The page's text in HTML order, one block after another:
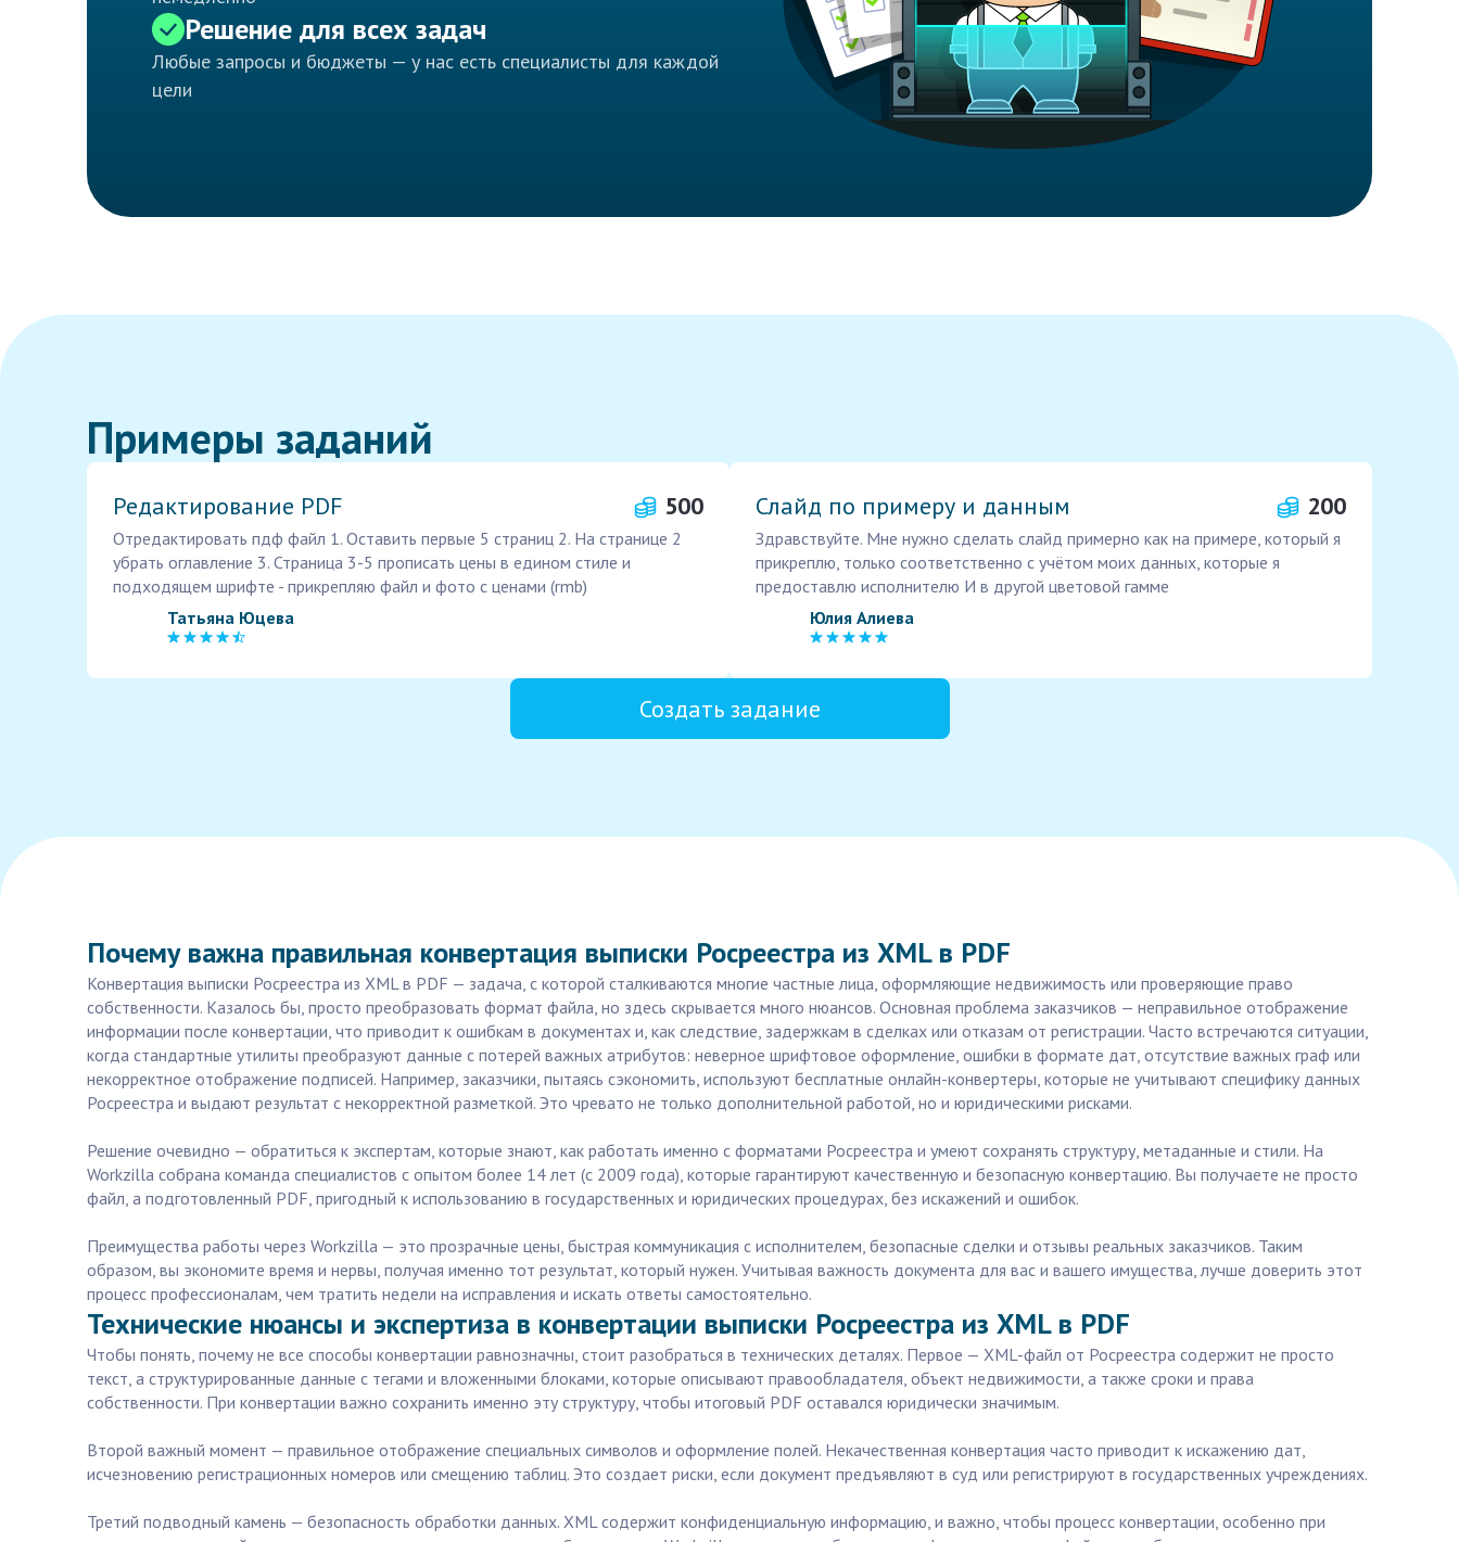
Решение для всех задач
Любые запросы и бюджеты — у нас есть специалисты для каждой
цели
Примеры заданий
Редактирование PDF 500
Отредактировать пдф файл 1. Оставить первые 5 страниц 2. На странице 2
убрать оглавление 3. Страница 3-5 прописать цены в едином стиле и
подходящем шрифте - прикрепляю файл и фото с ценами (rmb)
Татьяна Юцева
Слайд по примеру и данным 200
Здравствуйте. Мне нужно сделать слайд примерно как на примере, который я
прикреплю, только соответственно с учётом моих данных, которые я
предоставлю исполнителю И в другой цветовой гамме
Юлия Алиева
Создать задание
Почему важна правильная конвертация выписки Росреестра из XML в PDF
Конвертация выписки Росреестра из XML в PDF — задача, с которой сталкиваются многие частные лица, оформляющие недвижимость или проверяющие право
собственности. Казалось бы, просто преобразовать формат файла, но здесь скрывается много нюансов. Основная проблема заказчиков — неправильное отображение
информации после конвертации, что приводит к ошибкам в документах и, как следствие, задержкам в сделках или отказам от регистрации. Часто встречаются ситуации,
когда стандартные утилиты преобразуют данные с потерей важных атрибутов: неверное шрифтовое оформление, ошибки в формате дат, отсутствие важных граф или
некорректное отображение подписей. Например, заказчики, пытаясь сэкономить, используют бесплатные онлайн-конвертеры, которые не учитывают специфику данных
Росреестра и выдают результат с некорректной разметкой. Это чревато не только дополнительной работой, но и юридическими рисками.
Решение очевидно — обратиться к экспертам, которые знают, как работать именно с форматами Росреестра и умеют сохранять структуру, метаданные и стили. На
Workzilla собрана команда специалистов с опытом более 14 лет (с 2009 года), которые гарантируют качественную и безопасную конвертацию. Вы получаете не просто
файл, а подготовленный PDF, пригодный к использованию в государственных и юридических процедурах, без искажений и ошибок.
Преимущества работы через Workzilla — это прозрачные цены, быстрая коммуникация с исполнителем, безопасные сделки и отзывы реальных заказчиков. Таким
образом, вы экономите время и нервы, получая именно тот результат, который нужен. Учитывая важность документа для вас и вашего имущества, лучше доверить этот
процесс профессионалам, чем тратить недели на исправления и искать ответы самостоятельно.
Технические нюансы и экспертиза в конвертации выписки Росреестра из XML в PDF
Чтобы понять, почему не все способы конвертации равнозначны, стоит разобраться в технических деталях. Первое — XML-файл от Росреестра содержит не просто
текст, а структурированные данные с тегами и вложенными блоками, которые описывают правообладателя, объект недвижимости, а также сроки и права
собственности. При конвертации важно сохранить именно эту структуру, чтобы итоговый PDF оставался юридически значимым.
Второй важный момент — правильное отображение специальных символов и оформление полей. Некачественная конвертация часто приводит к искажению дат,
исчезновению регистрационных номеров или смещению таблиц. Это создает риски, если документ предъявляют в суд или регистрируют в государственных учреждениях.
Третий подводный камень — безопасность обработки данных. XML содержит конфиденциальную информацию, и важно, чтобы процесс конвертации, особенно при